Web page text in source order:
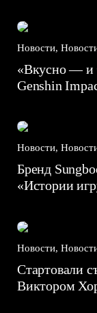
Новости,
«Вкусно — и
Genshin
Новости,
Бренд
«Истории
Новости,
Стартовали
Виктором